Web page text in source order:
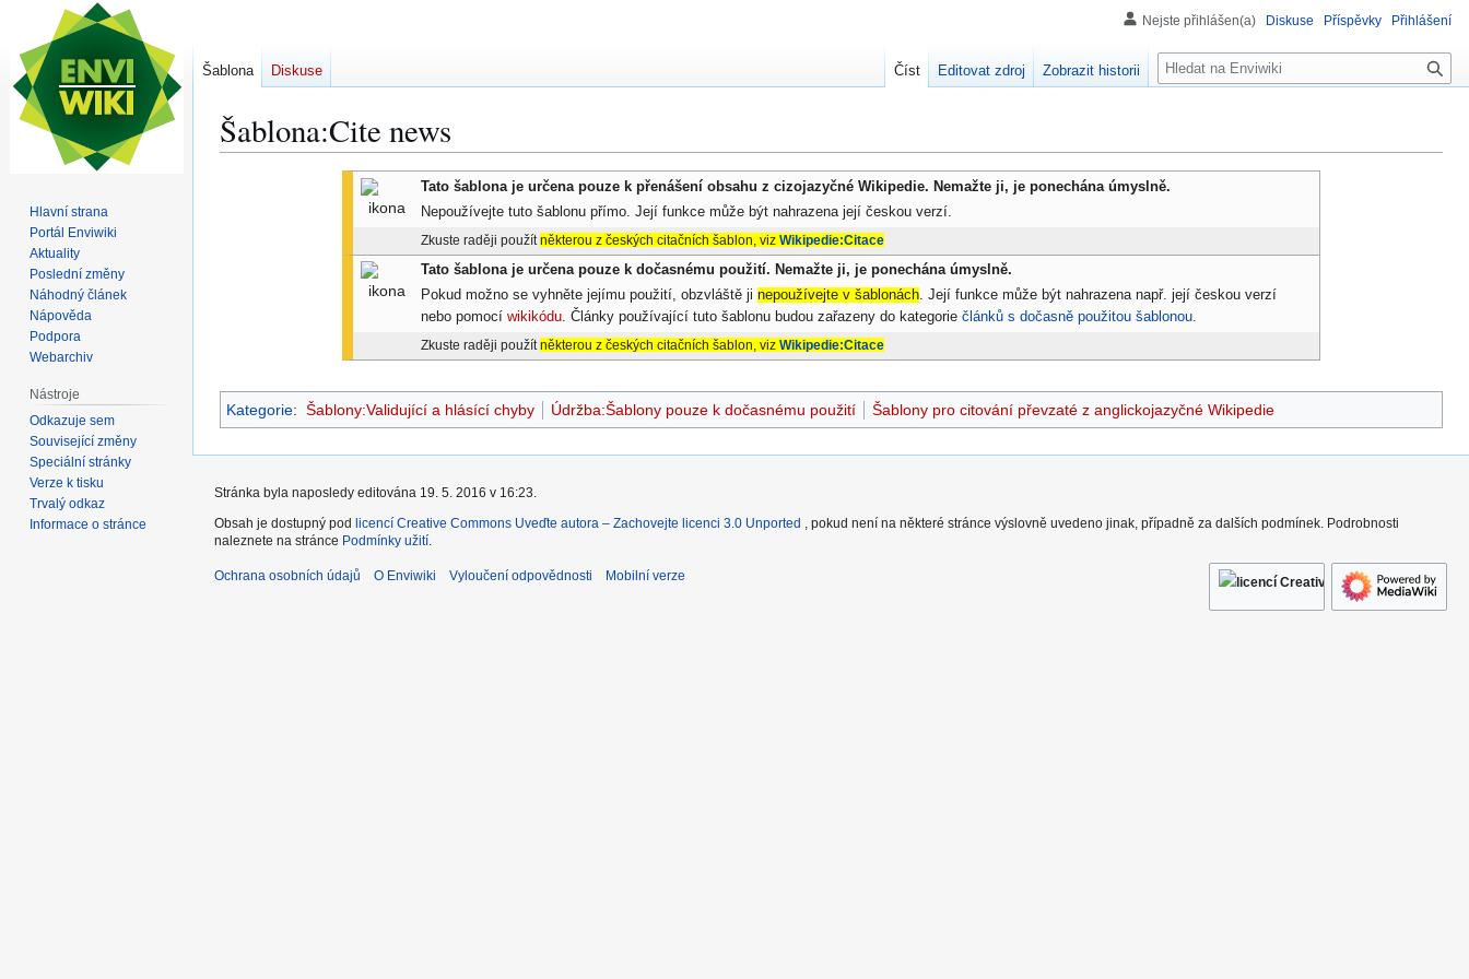
Šablona:Cite news
Tato šablona je určena pouze k přenášení obsahu z cizojazyčné Wikipedie. Nemažte ji, je ponechána úmyslně.
Nepoužívejte tuto šablonu přímo. Její funkce může být nahrazena její českou verzí.
Zkuste raději použít některou z českých citačních šablon, viz Wikipedie:Citace
Tato šablona je určena pouze k dočasnému použití. Nemažte ji, je ponechána úmyslně.
Pokud možno se vyhněte jejímu použití, obzvláště jinepoužívejte v šablonách. Její funkce může být nahrazena např. její českou verzí
nebo pomocíwikikódu. Články používající tuto šablonu budou zařazeny do kategoriečlánků s dočasně použitou šablonou.
Zkuste raději použít některou z českých citačních šablon, viz Wikipedie:Citace
Kategorie: Šablony:Validující a hlásící chyby Údržba:Šablony pouze k dočasnému použití Šablony pro citování převzaté z anglickojazyčné Wikipedie
Nejste přihlášen(a) Diskuse Příspěvky Přihlášení
Šablona Diskuse Číst Editovat zdroj Zobrazit historii
H
l
á
n
Hlavní strana
Portál Enviwiki
Aktuality
Poslední změny
Náhodný článek
Nápověda
Podpora
Webarchiv
Nástroje
Odkazuje sem
Související změny
Speciální stránky
Verze k tisku
Trvalý odkaz
Informace o stránce
Stránka byla naposledy editována 19. 5. 2016 v 16:23.
Obsah je dostupný pod licencí Creative Commons Uveďte autora – Zachovejte licenci 3.0 Unported
, pokud není na některé stránce výslovně uvedeno jinak, případně za dalších podmínek. Podrobnosti
naleznete na stránce Podmínky užití
Ochrana osobních údajů O Enviwiki Vyloučení odpovědnosti Mobilní verze